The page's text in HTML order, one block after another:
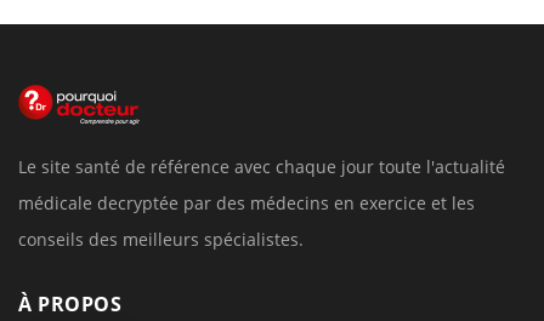
Le site santé de référence avec chaque jour toute l'actualité
médicale decryptée par des médecins en exercice et les
conseils des meilleurs spécialistes.
À PROPOS